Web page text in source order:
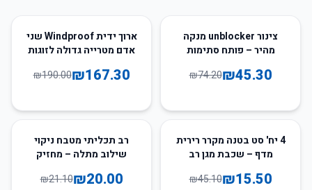
39
צינור unblocker מנקה
מהיר – פותח סתימות
₪45.30
₪74.20
12%
ארוך ידית Windproof שני
אדם מטרייה גדולה לזוגות
₪167.30
₪190.00
66% 4 יח' סט בטנה מקרר רירית
מדף – שכבת מגן רב
₪15.50
₪45.10
רב תכליתי מטבח ניקוי
שילוב מתלה – מחזיק
₪20.00
₪21.10